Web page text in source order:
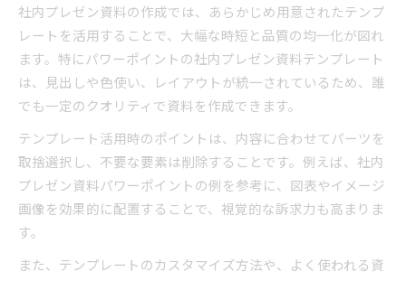
社内プレゼン資料の作成では、あらかじめ用意されたテンプ
レートを活用することで、大幅な時短と品質の均一化が図れ
ます。特にパワーポイントの社内プレゼン資料テンプレート
は、見出しや色使い、レイアウトが統一されているため、誰
でも一定のクオリティで資料を作成できます。
テンプレート活用時のポイントは、内容に合わせてパーツを
取捨選択し、不要な要素は削除することです。例えば、社内
プレゼン資料パワーポイントの例を参考に、図表やイメージ
画像を効果的に配置することで、視覚的な訴求力も高まりま
す。
また、テンプレートのカスタマイズ方法や、よく使われる資